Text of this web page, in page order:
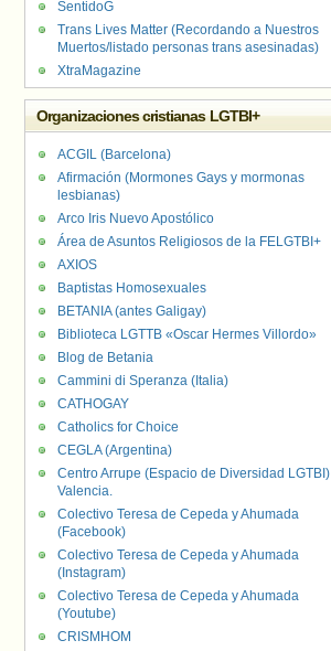
SentidoG
Trans Lives Matter (Recordando a Nuestros
Muertos/listado personas trans asesinadas)
XtraMagazine
Organizaciones cristianas LGTBI+
ACGIL (Barcelona)
Afirmación (Mormones Gays y mormonas
lesbianas)
Arco Iris Nuevo Apostólico
Área de Asuntos Religiosos de la FELGTBI+
AXIOS
Baptistas Homosexuales
BETANIA (antes Galigay)
Biblioteca LGTTB «Oscar Hermes Villordo»
Blog de Betania
Cammini di Speranza (Italia)
CATHOGAY
Catholics for Choice
CEGLA (Argentina)
Centro Arrupe (Espacio de Diversidad LGTBI)
Valencia.
Colectivo Teresa de Cepeda y Ahumada
(Facebook)
Colectivo Teresa de Cepeda y Ahumada
(Instagram)
Colectivo Teresa de Cepeda y Ahumada
(Youtube)
CRISMHOM